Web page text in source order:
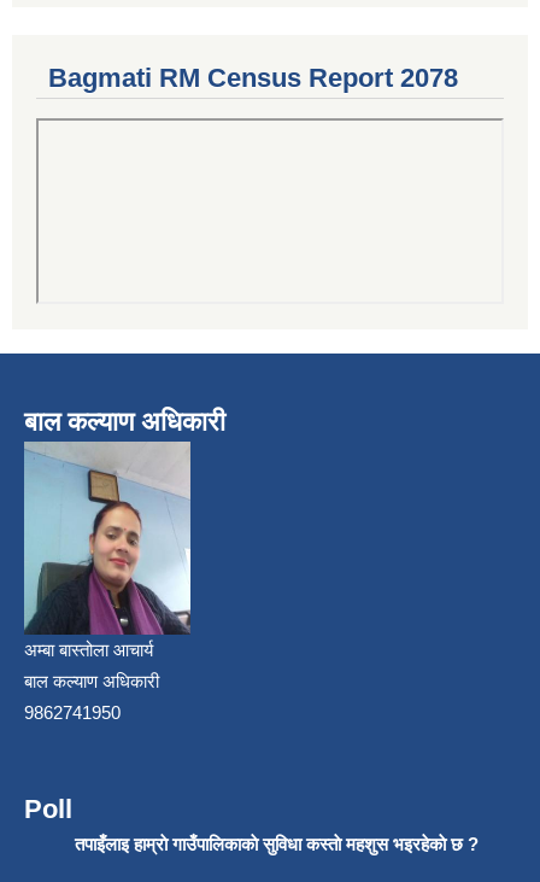
Bagmati RM Census Report 2078
बाल कल्याण अधिकारी
अम्बा बास्तोला आचार्य
बाल कल्याण अधिकारी
9862741950
Poll
तपाइँलाइ हाम्राे गाउँपालिकाकाे सुविधा कस्ताे महशुस भइरहेकाे छ ?